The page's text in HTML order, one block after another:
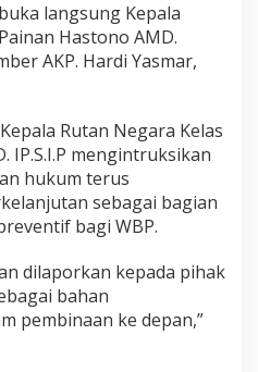
o
s
i
a
a
i
H
u
k
m
T
e
n
langsung Kepala
Hastono AMD.
AKP. Hardi Yasmar,
Rutan Negara Kelas
IP.S.I.P mengintruksikan
hukum terus
sebagai bagian
bagi WBP.
dilaporkan kepada pihak
bahan
pembinaan ke depan,”